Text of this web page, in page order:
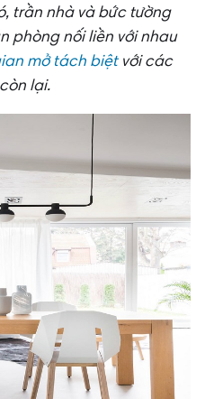
trần nhà và bức tường
phòng nối liền với nhau
mở tách biệtvới các
lại.